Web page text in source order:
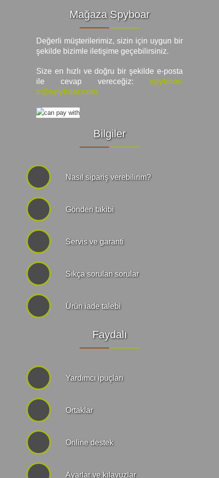
Mağaza Spyboar
Değerli müşterilerimiz, sizin için uygun bir
şekilde bizimle iletişime geçebilirsiniz.
Size en hızlı ve doğru bir şekilde e-posta
ile cevap vereceğiz:
spyboar-
tr@spyboar.com
Bilgiler
Nasıl sipariş verebilirim?
Gönderi takibi
Servis ve garanti
Sıkça sorulan sorular
Ürün iade talebi
Faydalı
Yardımcı ipuçları
Ortaklar
Online destek
Ayarlar ve kılavuzlar